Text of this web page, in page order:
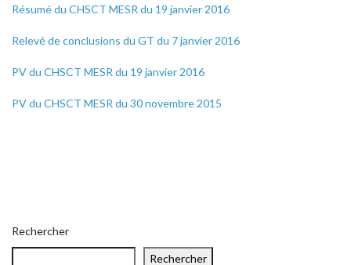
Résumé du CHSCT MESR du 19 janvier 2016
Relevé de conclusions du GT du 7 janvier 2016
PV du CHSCT MESR du 19 janvier 2016
PV du CHSCT MESR du 30 novembre 2015
Rechercher
Rechercher